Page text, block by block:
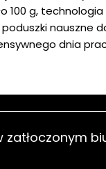
100 g,
nauszne
dnia
zatłoczonym